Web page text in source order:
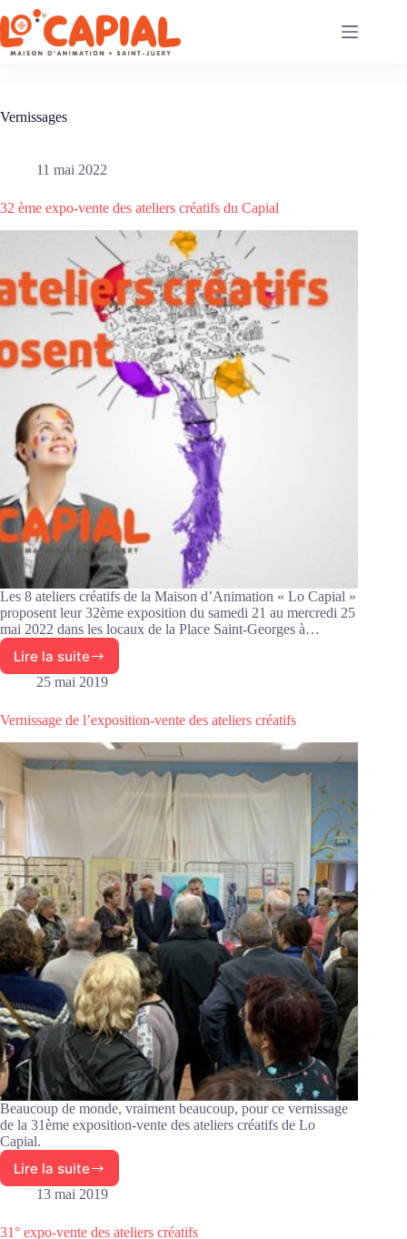
Passer
au
contenu
Vernissages
11 mai 2022
32 ème expo-vente des ateliers créatifs du Capial
Les 8 ateliers créatifs de la Maison d’Animation « Lo Capial »
proposent leur 32ème exposition du samedi 21 au mercredi 25
mai 2022 dans les locaux de la Place Saint-Georges à…
Lire la suite
32
ème
vente
ateliers
créatifs
25 mai 2019
Vernissage de l’exposition-vente des ateliers créatifs
Beaucoup de monde, vraiment beaucoup, pour ce vernissage
de la 31ème exposition-vente des ateliers créatifs de Lo
Capial.
Lire la suiteVernissage
de
vente
13 mai 2019
31° expo-vente des ateliers créatifs